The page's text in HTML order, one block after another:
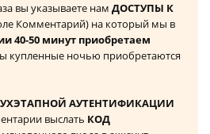
вы указываете нам ДОСТУПЫ К
Комментарий) на который мы в
40-50 минут приобретаем
купленные ночью приобретаются
АУТЕНТИФИКАЦИИ
выслать КОД